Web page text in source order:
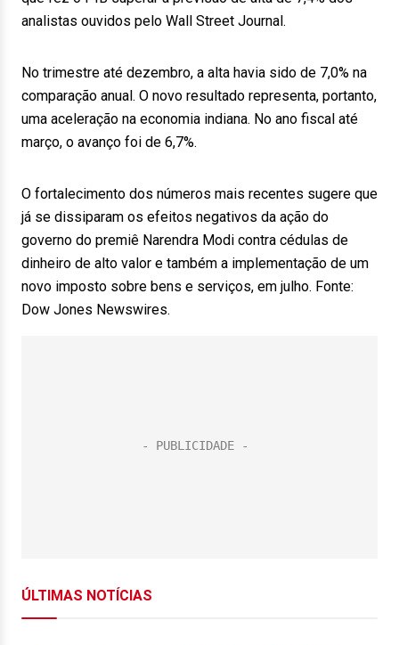
analistas ouvidos pelo Wall Street Journal.
No trimestre até dezembro, a alta havia sido de 7,0% na
comparação anual. O novo resultado representa, portanto,
uma aceleração na economia indiana. No ano fiscal até
março, o avanço foi de 6,7%.
O fortalecimento dos números mais recentes sugere que
já se dissiparam os efeitos negativos da ação do
governo do premiê Narendra Modi contra cédulas de
dinheiro de alto valor e também a implementação de um
novo imposto sobre bens e serviços, em julho. Fonte:
Dow Jones Newswires.